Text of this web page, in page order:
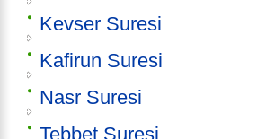
Kevser Suresi
Kafirun Suresi
Nasr Suresi
Tebbet Suresi